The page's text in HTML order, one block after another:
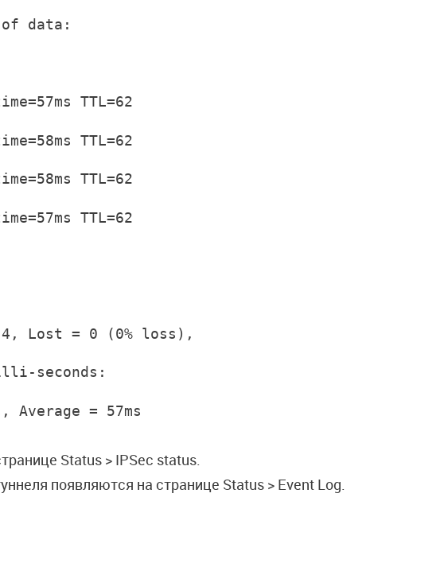
data:
TTL=62
TTL=62
TTL=62
TTL=62
Lost = 0 (0% loss),
seconds:
Average = 57ms
Status > IPSec status.
появляются на странице Status > Event Log.